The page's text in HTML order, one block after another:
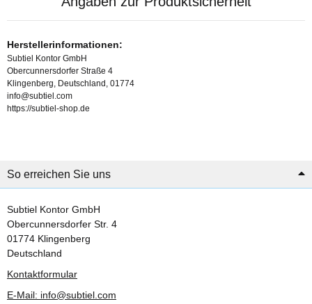
Herstellerinformationen:
Subtiel Kontor GmbH
Obercunnersdorfer Straße 4
Klingenberg, Deutschland, 01774
info@subtiel.com
https://subtiel-shop.de
So erreichen Sie uns
Subtiel Kontor GmbH
Obercunnersdorfer Str. 4
01774 Klingenberg
Deutschland
Kontaktformular
E-Mail: info@subtiel.com